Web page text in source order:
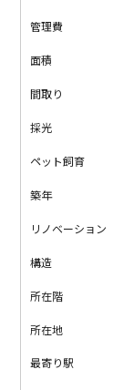
管理費
面積
間取り
採光
ペット飼育
築年
リノベーション
構造
所在階
所在地
最寄り駅